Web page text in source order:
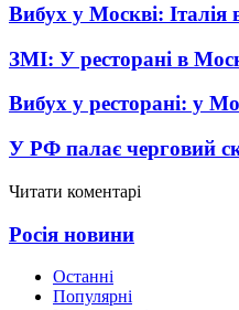
Вибух у Москві: Італія
ЗМІ: У ресторані в
Вибух у ресторані: у
У РФ палає черговий
Читати коментарі
Росія новини
Останні
Популярні